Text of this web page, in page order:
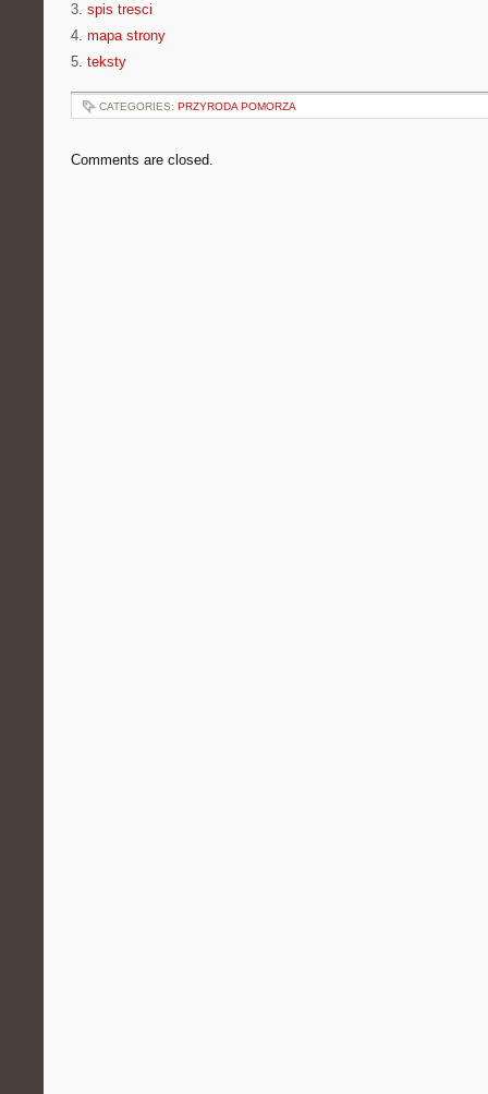
3. spis tresci
4. mapa strony
5. teksty
CATEGORIES: PRZYRODA POMORZA
Comments are closed.